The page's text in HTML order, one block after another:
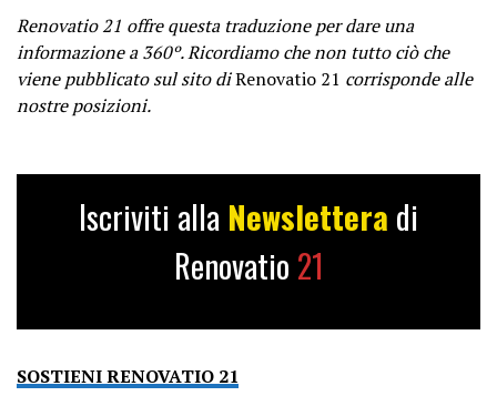
Renovatio 21 offre questa traduzione per dare una
informazione a 360º. Ricordiamo che non tutto ciò che
viene pubblicato sul sito diRenovatio 21 corrisponde alle
nostre posizioni.
Iscriviti alla Newslettera di
Renovatio 21
SOSTIENI RENOVATIO 21